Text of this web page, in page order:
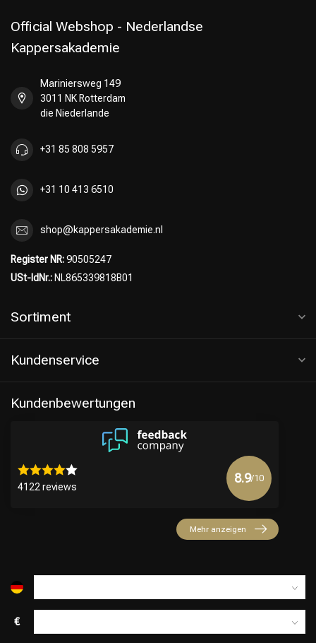
Umformung
Official Webshop - Nederlandse
Kappersakademie
Mariniersweg 149
3011 NK Rotterdam
die Niederlande
+31 85 808 5957
+31 10 413 6510
shop@kappersakademie.nl
Register NR:90505247
USt-IdNr.: NL865339818B01
Sortiment
Kundenservice
Kundenbewertungen
4122 reviews
8.9/10
Mehr anzeigen
€